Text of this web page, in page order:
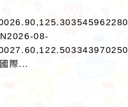
08-
際...